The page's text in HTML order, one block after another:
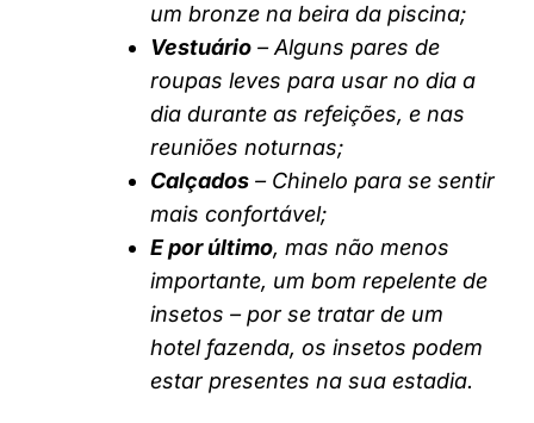
um bronze na beira da piscina;
Vestuário – Alguns pares de
roupas leves para usar no dia a
dia durante as refeições, e nas
reuniões noturnas;
Calçados – Chinelo para se sentir
mais confortável;
E por último, mas não menos
importante, um bom repelente de
insetos – por se tratar de um
hotel fazenda, os insetos podem
estar presentes na sua estadia.